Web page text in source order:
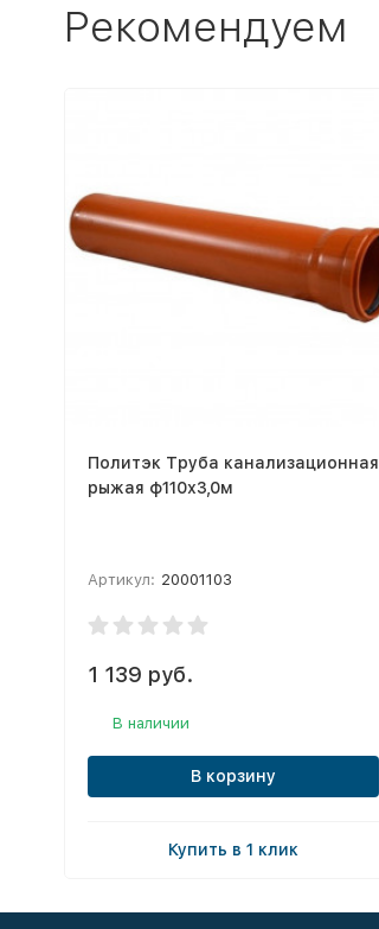
Рекомендуем
Политэк Труба канализационная
рыжая ф110х3,0м
Артикул: 20001103
1 139 руб.
В наличии
В корзину
Купить в 1 клик